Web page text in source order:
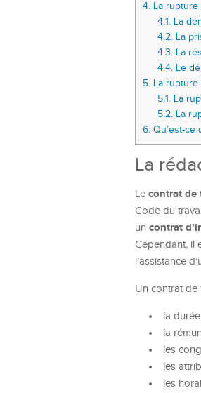
4. La rupture
4.1. La
4.2. La
4.3. La
4.4. Le
5. La rupture
5.1. La
5.2. La
6. Qu’est-ce
La
Le contrat de
Code du
un contrat
Cependant, il
l’assistance
Un contrat de
la
la
les
les
les